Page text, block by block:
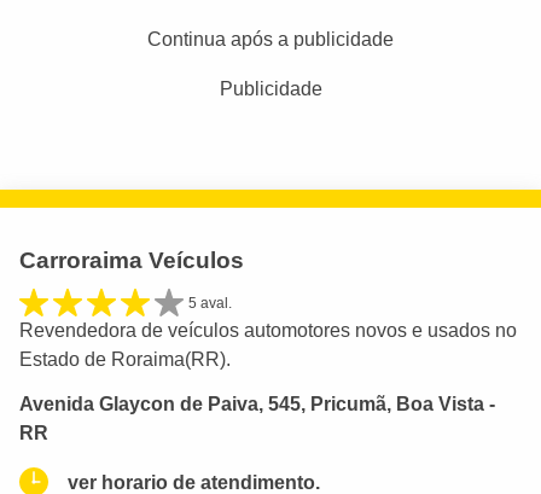
Continua após a publicidade
Publicidade
Carroraima Veículos
5 aval.
Revendedora de veículos automotores novos e usados no
Estado de Roraima(RR).
Avenida Glaycon de Paiva, 545, Pricumã, Boa Vista -
RR
ver horario de atendimento.